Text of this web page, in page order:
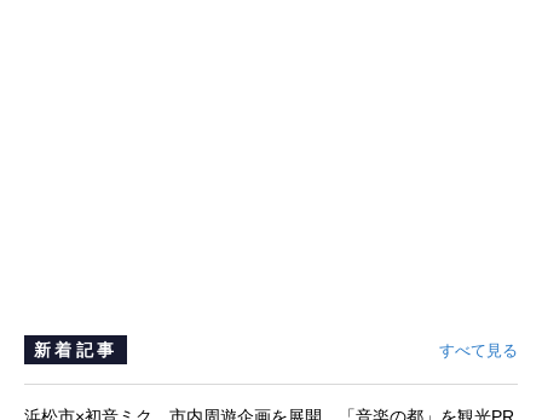
新着記事 すべて見る